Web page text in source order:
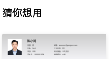
复模板，提升客服响应速度；
X.X以上。
猜你想用